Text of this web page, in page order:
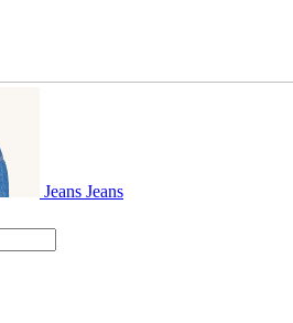
Jeans Jeans